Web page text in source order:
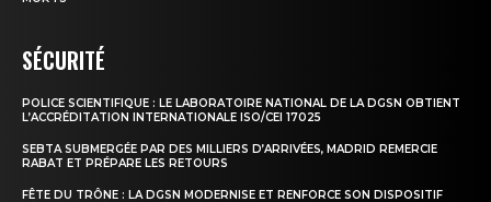
SÉCURITÉ
POLICE SCIENTIFIQUE : LE LABORATOIRE NATIONAL DE LA DGSN OBTIENT
L’ACCRÉDITATION INTERNATIONALE ISO/CEI 17025
SEBTA SUBMERGÉE PAR DES MILLIERS D’ARRIVÉES, MADRID REMERCIE
RABAT ET PRÉPARE LES RETOURS
FÊTE DU TRÔNE : LA DGSN MODERNISE ET RENFORCE SON DISPOSITIF